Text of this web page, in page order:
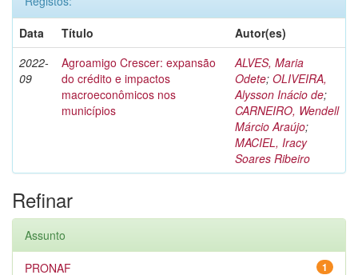
Data
Título
Autor(es)
2022-
09
Agroamigo Crescer: expansão
do crédito e impactos
macroeconômicos nos
municípios
ALVES, Maria
Odete; OLIVEIRA,
Alysson Inácio de;
CARNEIRO, Wendell
Márcio Araújo;
MACIEL, Iracy
Soares Ribeiro
Refinar
Assunto
1
PRONAF